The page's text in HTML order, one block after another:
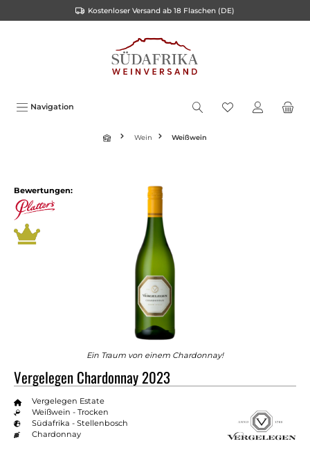
Kostenloser Versand ab 18 Flaschen (DE)
Navigation
Wein Weißwein
Bewertungen:
Ein Traum von einem Chardonnay!
Vergelegen Chardonnay 2023
Vergelegen Estate
Weißwein - Trocken
Südafrika - Stellenbosch
Chardonnay